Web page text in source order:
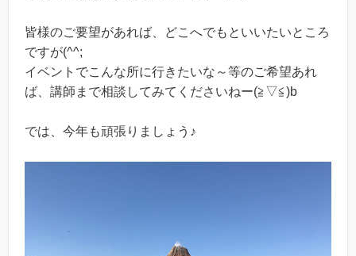
皆様のご要望があれば、どこへでもといいたいところ
ですが(^^;
イベントでこんな所に行きたいな～等のご希望あれ
ば、講師まで相談してみてくださいねー(≧▽≦)b
では、今年も頑張りましょう♪